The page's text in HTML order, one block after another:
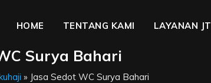
HOME TENTANG KAMI LAYANAN JT
Surya Bahari
» Jasa Sedot WC Surya Bahari